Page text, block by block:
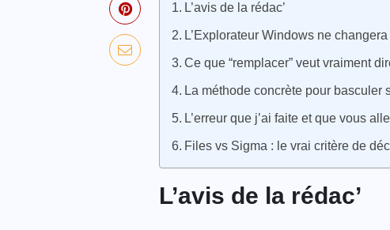
L’avis de la rédac’
L’Explorateur Windows ne
Ce que “remplacer” veut vraiment
La méthode concrète pour basculer
L’erreur que j’ai faite et que vous
Files vs Sigma : le vrai critère de
L’avis de la rédac’